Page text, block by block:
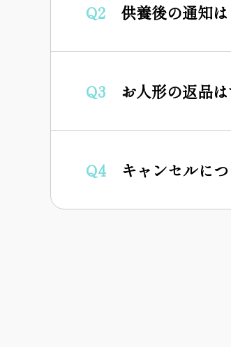
Q2 供養後の通知
Q3 お人形の返品
Q4 キャンセルに